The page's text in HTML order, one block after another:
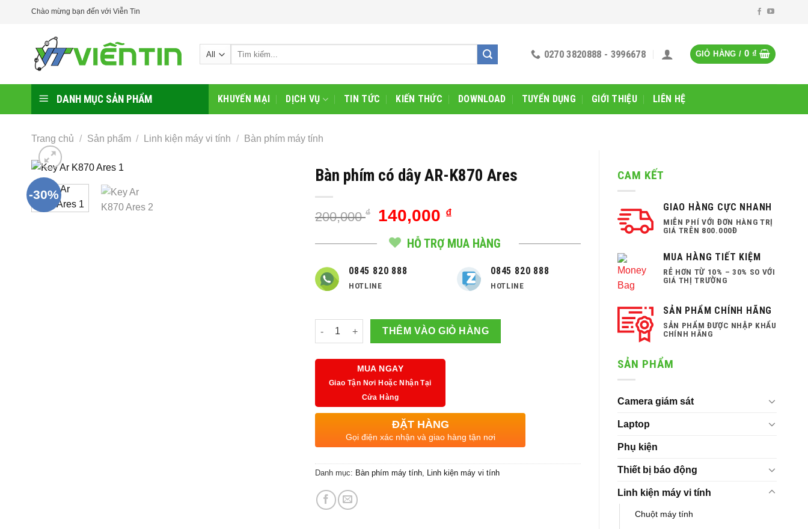
Chào mừng bạn đến với Viễn Tin
0270 3820888 - 3996678 GIỎ HÀNG / 0 ₫
DANH MỤC SẢN PHẨM KHUYẾN MẠI DỊCH VỤ TIN TỨC KIẾN THỨC DOWNLOAD TUYỂN DỤNG GIỚI THIỆU LIÊN HỆ
Trang chủ / Sản phẩm / Linh kiện máy vi tính / Bàn phím máy tính
CAM KẾT
GIAO HÀNG CỰC NHANH
MIỄN PHÍ VỚI ĐƠN HÀNG TRỊ
GIÁ TRÊN 800.000Đ
MUA HÀNG TIẾT KIỆM
RẺ HƠN TỪ 10% – 30% SO VỚI
GIÁ THỊ TRƯỜNG
SẢN PHẨM CHÍNH HÃNG
SẢN PHẨM ĐƯỢC NHẬP KHẨU
CHÍNH HÃNG
SẢN PHẨM
Camera giám sát
Laptop
Phụ kiện
Thiết bị báo động
Linh kiện máy vi tính
Chuột máy tính
-30%
Bàn phím có dây AR-K870 Ares
200,000₫
Giá
là:
140,000 ₫
tại
140,000 ₫.
HỖ TRỢ MUA HÀNG
0845 820 888
HOTLINE
0845 820 888
HOTLINE
Số lượng
THÊM VÀO GIỎ HÀNG
MUA NGAY
Giao Tận Nơi Hoặc Nhận Tại
Cửa Hàng
ĐẶT HÀNG
Gọi điện xác nhận và giao hàng tận nơi
Danh mục: Bàn phím máy tính, Linh kiện máy vi tính